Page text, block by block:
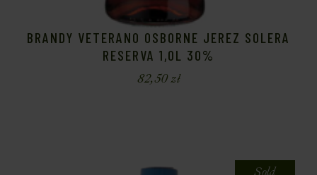
BRANDY VETERANO OSBORNE JEREZ SOLERA
RESERVA 1,0L 30%
82,50zł
Sold